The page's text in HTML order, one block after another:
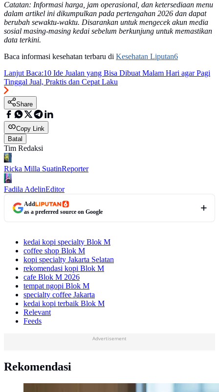
Catatan: Informasi harga, jam operasional, dan ketersediaan menu
dalam artikel ini dikumpulkan pada pertengahan 2026 dan dapat
berubah sewaktu-waktu. Disarankan untuk mengecek akun media
sosial masing-masing kedai sebelum berkunjung untuk memastikan
data terkini.
Baca informasi kesehatan terbaru di Kesehatan Liputan6
Lanjut Baca:10 Ide Jualan yang Bisa Dibuat Malam Hari agar Pagi
Tinggal Jual, Praktis dan Cepat Laku
Share
Copy Link
Batal
Tim Redaksi
Ricka Milla SuatinReporter
Fadila AdelinEditor
Add
as a preferred source on Google
kedai kopi specialty Blok M
coffee shop Blok M
kopi specialty Jakarta Selatan
rekomendasi kopi Blok M
cafe Blok M 2026
tempat ngopi Blok M
specialty coffee Jakarta
kedai kopi terbaik Blok M
Relevant
Feeds
Advertisement
Rekomendasi